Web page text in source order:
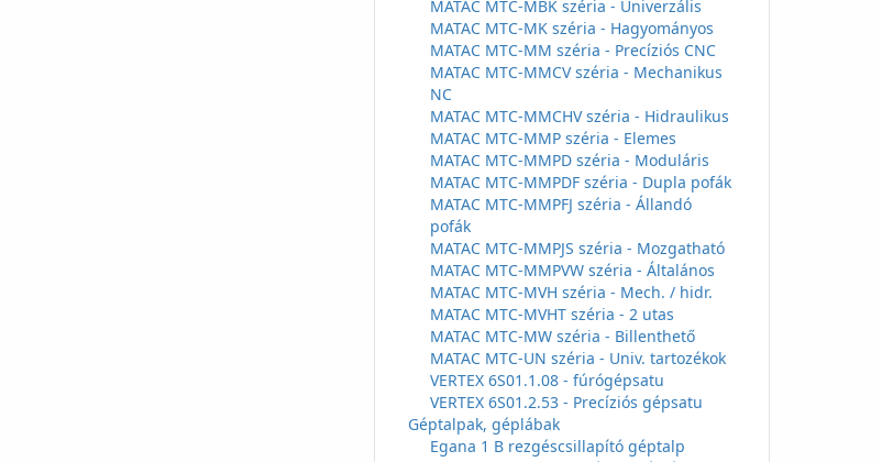
MATAC MTC-MBK széria - Univerzális
MATAC MTC-MK széria - Hagyományos
MATAC MTC-MM széria - Precíziós CNC
MATAC MTC-MMCV széria - Mechanikus
NC
MATAC MTC-MMCHV széria - Hidraulikus
MATAC MTC-MMP széria - Elemes
MATAC MTC-MMPD széria - Moduláris
MATAC MTC-MMPDF széria - Dupla pofák
MATAC MTC-MMPFJ széria - Állandó
pofák
MATAC MTC-MMPJS széria - Mozgatható
MATAC MTC-MMPVW széria - Általános
MATAC MTC-MVH széria - Mech. / hidr.
MATAC MTC-MVHT széria - 2 utas
MATAC MTC-MW széria - Billenthető
MATAC MTC-UN széria - Univ. tartozékok
VERTEX 6S01.1.08 - fúrógépsatu
VERTEX 6S01.2.53 - Precíziós gépsatu
Géptalpak, géplábak
Egana 1 B rezgéscsillapító géptalp